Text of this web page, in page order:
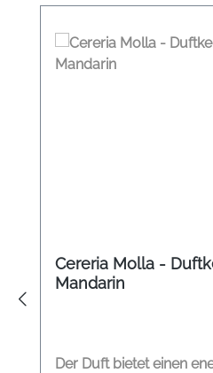
Cereria Molla -
Mandarin
Der Duft bietet einen